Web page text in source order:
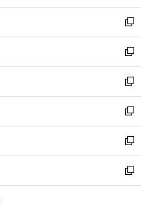
開
く
ウ
で
開
く
ン
ド
ウ
で
開
く
新
し
い
ウ
ィ
ン
ド
ウ
で
開
く
新
し
い
ウ
ィ
ン
ド
ウ
で
開
新
し
い
ウ
ィ
ン
ド
ウ
新
し
い
ウ
ィ
ン
新
し
い
ウ
新
し